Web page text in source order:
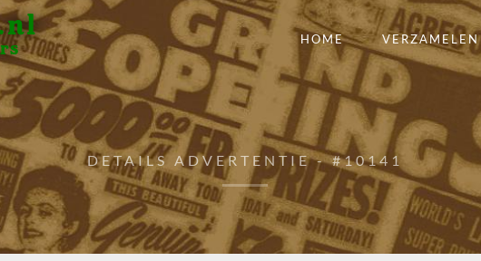
HOME VERZAMELEN
DETAILS ADVERTENTIE - #10141